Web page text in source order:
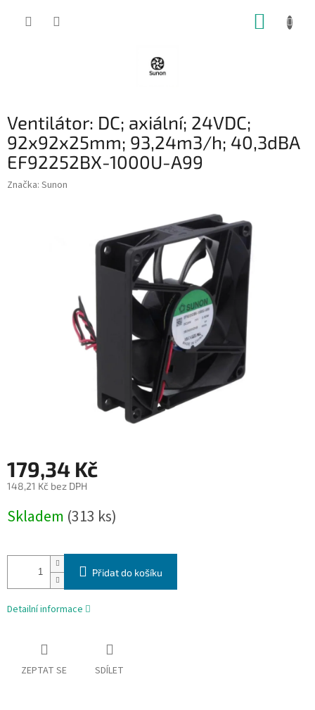
Ventilátor: DC; axiální; 24VDC;
92x92x25mm; 93,24m3/h; 40,3dBA
EF92252BX-1000U-A99
Značka: Sunon
179,34 Kč
148,21 Kč bez DPH
cena:
Skladem (313 ks)
Přidat do košíku
Detailní informace
ZEPTAT SE SDÍLET